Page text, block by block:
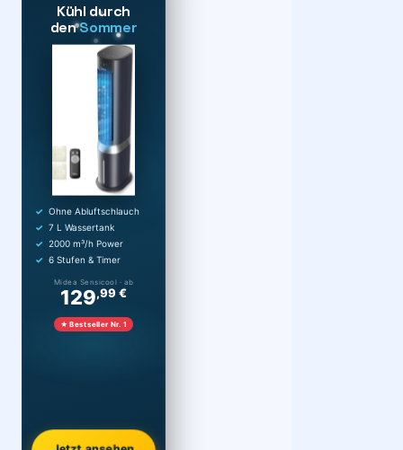
Kühl durch
denSommer
Ohne Abluftschlauch
7 L Wassertank
2000 m³/h Power
6 Stufen & Timer
Midea Sensicool · ab
129,99 €
★ Bestseller Nr. 1